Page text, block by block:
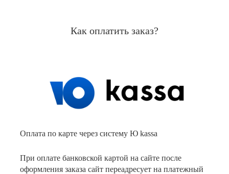
Как оплатить заказ?
Оплата по карте через систему Ю kassa
При оплате банковской картой на сайте после
оформления заказа сайт переадресует на платежный